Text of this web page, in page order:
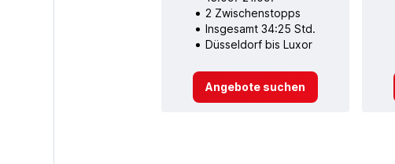
2 Zwischenstopps
Insgesamt 34:25 Std.
Düsseldorf bis Luxor
Angebote suchen